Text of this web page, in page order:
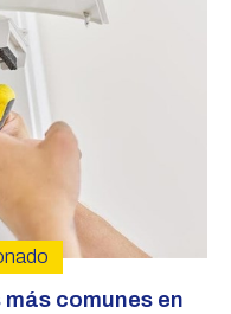
comunes en